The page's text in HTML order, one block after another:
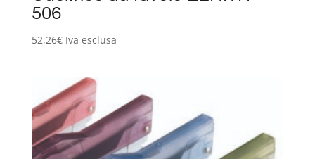
506
52,26€ Iva esclusa